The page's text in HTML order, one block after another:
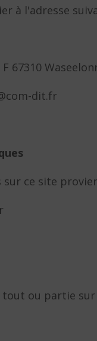
à l'adresse
67310
dit.fr
ce site
ou partie